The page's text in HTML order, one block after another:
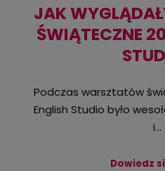
JAK
ŚWIĄTECZNE
Podczas warsztatów
English Studio było
i…
Dowiedz